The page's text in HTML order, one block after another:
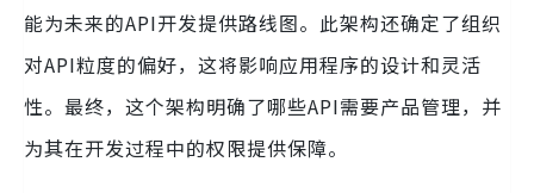
能为未来的API开发提供路线图。此架构还确定了组织
对API粒度的偏好，这将影响应用程序的设计和灵活
性。最终，这个架构明确了哪些API需要产品管理，并
为其在开发过程中的权限提供保障。